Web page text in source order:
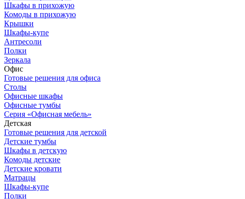
Шкафы в прихожую
Комоды в прихожую
Крышки
Шкафы-купе
Антресоли
Полки
Зеркала
Офис
Готовые решения для офиса
Столы
Офисные шкафы
Офисные тумбы
Серия «Офисная мебель»
Детская
Готовые решения для детской
Детские тумбы
Шкафы в детскую
Комоды детские
Детские кровати
Матрацы
Шкафы-купе
Полки